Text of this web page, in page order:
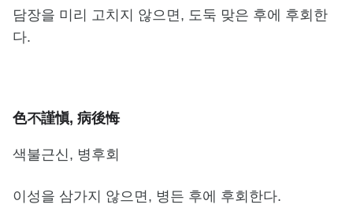
담장을 미리 고치지 않으면, 도둑 맞은 후에 후회한
다.
色不謹愼, 病後悔
색불근신, 병후회
이성을 삼가지 않으면, 병든 후에 후회한다.